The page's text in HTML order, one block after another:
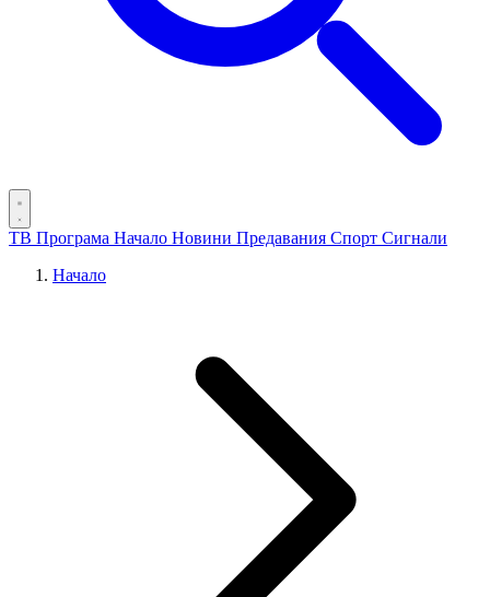
ТВ Програма Начало Новини Предавания Спорт Сигнали
Начало